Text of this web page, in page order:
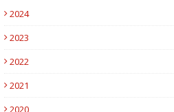
2024
2023
2022
2021
2020